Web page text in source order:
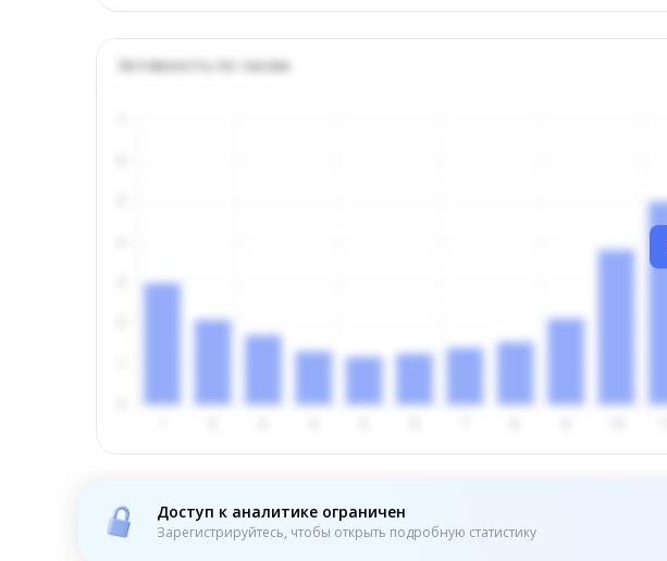
Активность по часам
Доступ к аналитике ограничен
Зарегистрируйтесь, чтобы открыть подробную статистику